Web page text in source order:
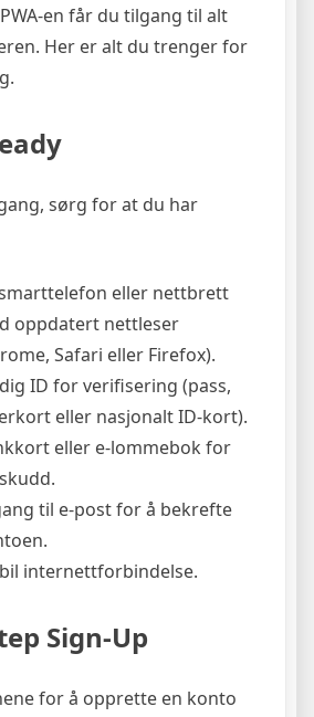
en får du tilgang til alt
Her er alt du trenger for
sørg for at du har
eller nettbrett
oppdatert nettleser
Safari eller Firefox).
ID for verifisering (pass,
eller nasjonalt ID-kort).
eller e-lommebok for
til e-post for å bekrefte
internettforbindelse.
Sign-Up
for å opprette en konto